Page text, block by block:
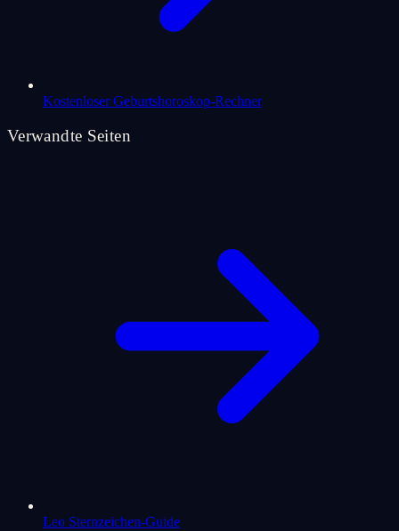
Kostenloser Geburtshoroskop-Rechner
Verwandte Seiten
Leo Sternzeichen-Guide